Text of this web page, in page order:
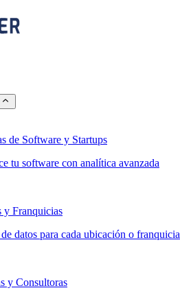
de Software y Startups
tu software con analítica avanzada
y Franquicias
datos para cada ubicación o franquicia
y Consultoras